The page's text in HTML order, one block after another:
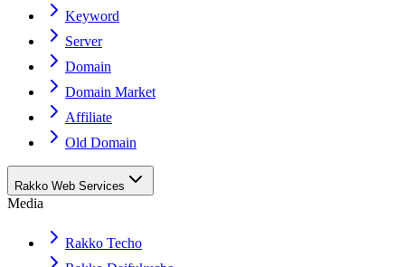
Keyword
Server
Domain
Domain Market
Affiliate
Old Domain
Rakko Web Services
Media
Rakko Techo